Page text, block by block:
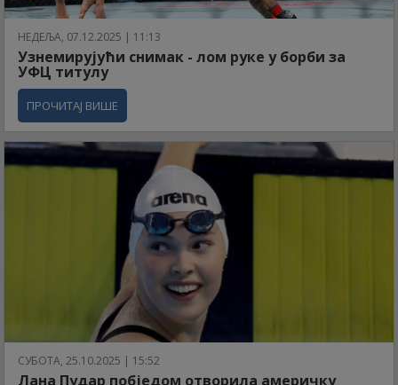
НЕДЕЉА, 07.12.2025 | 11:13
Узнемирујући снимак - лом руке у борби за
УФЦ титулу
ПРОЧИТАЈ ВИШЕ
СУБОТА, 25.10.2025 | 15:52
Лана Пудар побједом отворила америчку